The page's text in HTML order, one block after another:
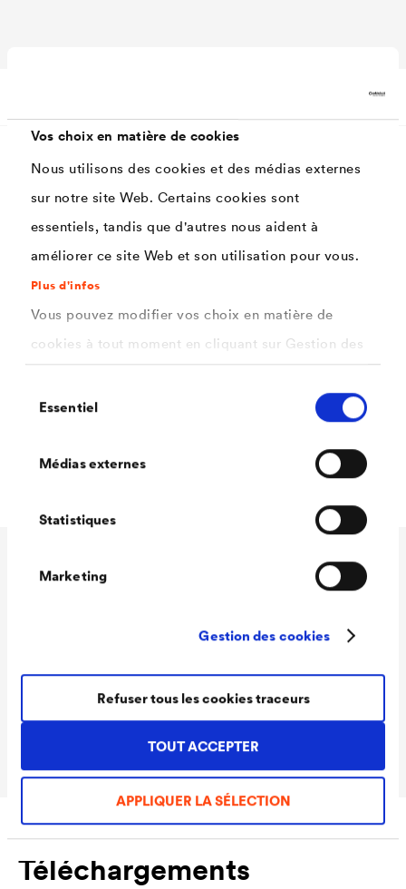
Vos choix en matière de cookies
Nous utilisons des cookies et des médias externes
sur notre site Web. Certains cookies sont
essentiels, tandis que d'autres nous aident à
améliorer ce site Web et son utilisation pour vous.
Plus d'infos
Vous pouvez modifier vos choix en matière de
cookies à tout moment en cliquant sur Gestion des
informations dans notre
politique de confidentialité
Sélectionnez les cookies que vous souhaitez
duEssentiel
Médias externes
Statistiques
Marketing
Gestion des cookies
TOUT ACCEPTER
APPLIQUER LA SÉLECTION
Refuser tous les cookies traceurs
Caractéristiques
Degré de blancheur élevé
Stabilité au jaunissement jusqu'à 120 °C
Finition tendue, haut pouvoir couvrant
Grande stabilité, bonne couverture des bords
Application aisée
Données techniques
Conditionnements
1,0 L / 2,5 L
Téléchargements